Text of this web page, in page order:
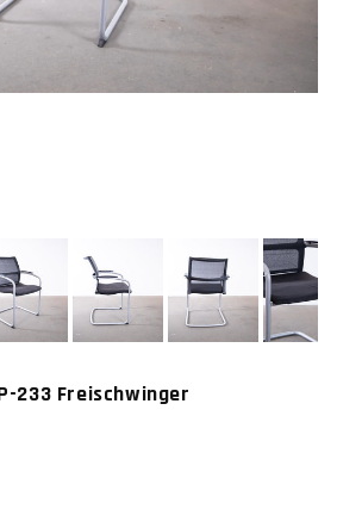
233 Freischwinger